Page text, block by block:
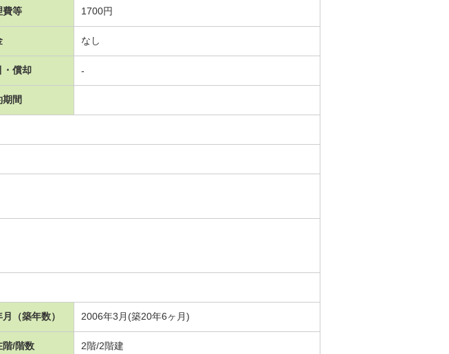
費等 1700円
なし
・償却 -
期間
（築年数） 2006年3月(築20年6ヶ月)
階/階数 2階/2階建